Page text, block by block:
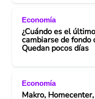
Economía
¿Cuándo es el
cambiarse de fondo
Quedan pocos días
Economía
Makro,